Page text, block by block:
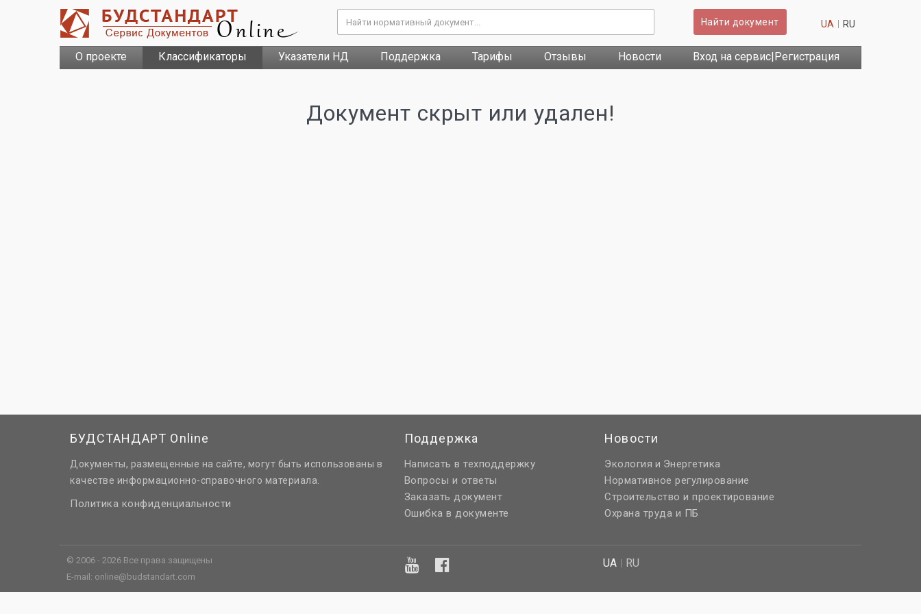
Найти документ UA RU
О проекте Классификаторы Указатели НД Поддержка Тарифы Отзывы Новости Вход на сервис|Регистрация
Документ скрыт или удален!
БУДСТАНДАРТ Online
Документы, размещенные на сайте, могут быть использованы в
качестве информационно-справочного материала.
Политика конфиденциальности
Поддержка
Написать в техподдержку
Вопросы и ответы
Заказать документ
Ошибка в документе
Новости
Экология и Энергетика
Нормативное регулирование
Строительство и проектирование
Охрана труда и ПБ
© 2006 - 2026 Все права защищены
E-mail: online@budstandart.com
UA RU